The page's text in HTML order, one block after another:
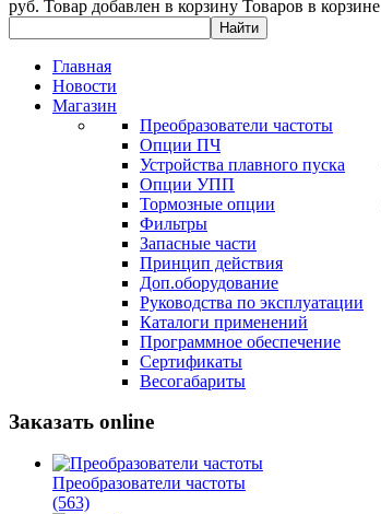
руб. Товар добавлен в корзину Товаров в корзине
Главная
Новости
Магазин
Преобразователи частоты
Опции ПЧ
Устройства плавного пуска
Опции УПП
Тормозные опции
Фильтры
Запасные части
Принцип действия
Доп.оборудование
Руководства по эксплуатации
Каталоги применений
Программное обеспечение
Сертификаты
Весогабариты
Заказать online
Преобразователи частоты
(563)